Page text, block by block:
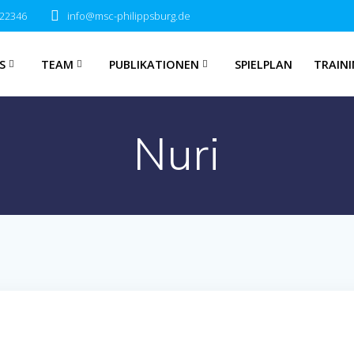
info@msc-philippsburg.de
TEAM PUBLIKATIONEN SPIELPLAN
Nuri